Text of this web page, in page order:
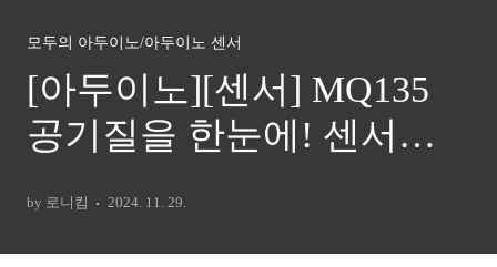
모두의 아두이노/아두이노 센서
[아두이노][센서] MQ135
공기질을 한눈에! 센서와
by 로니킴 2024. 11. 29.